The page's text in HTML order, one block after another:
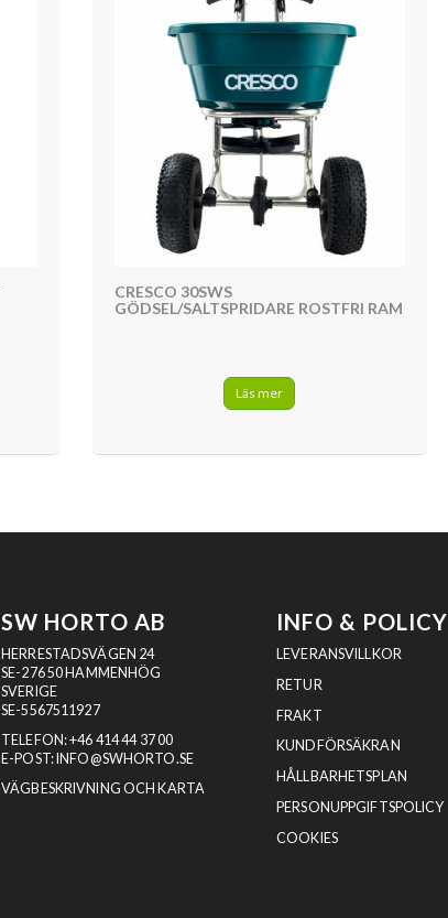
CRESCO 30SWS
GÖDSEL/SALTSPRIDARE ROSTFRI RAM
Läs mer
SW HORTO AB
HERRESTADSVÄGEN 24
SE-276 50 HAMMENHÖG
SVERIGE
SE-5567511927
TELEFON:+46 414 44 37 00
E-POST:INFO@SWHORTO.SE
VÄGBESKRIVNING OCH KARTA
INFO & POLICY
LEVERANSVILLKOR
RETUR
FRAKT
KUNDFÖRSÄKRAN
HÅLLBARHETSPLAN
PERSONUPPGIFTSPOLICY
COOKIES